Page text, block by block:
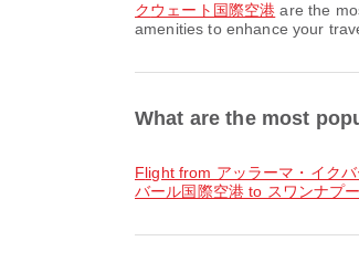
クウェート国際空港 are the
amenities to enhance your
What are the most
flight from アッラーマ・イク
バール国際空港 to スワンナプ